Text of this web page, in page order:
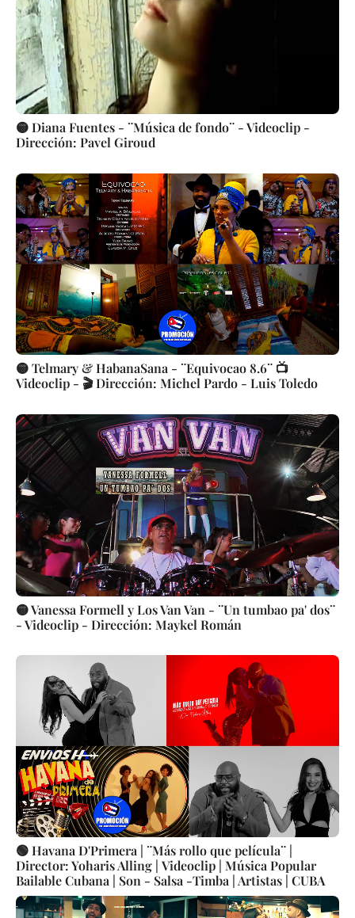
🟡 Diana Fuentes - ¨Música de fondo¨ - Videoclip -
Dirección: Pavel Giroud
🟡 Telmary & HabanaSana - ¨Equivocao 8.6¨ 📺
Videoclip - 🎬 Dirección: Michel Pardo - Luis Toledo
🟡 Vanessa Formell y Los Van Van - ¨Un tumbao pa' dos¨
- Videoclip - Dirección: Maykel Román
🟢 Havana D'Primera | ¨Más rollo que película¨ |
Director: Yoharis Alling | Videoclip | Música Popular
Bailable Cubana | Son - Salsa -Timba | Artistas | CUBA